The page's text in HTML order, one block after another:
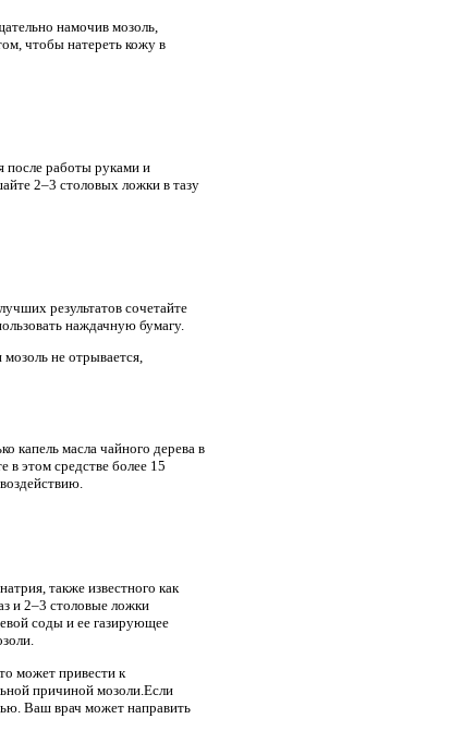
намочив мозоль,
чтобы натереть кожу в
после работы руками и
2–3 столовых ложки в тазу
результатов сочетайте
наждачную бумагу.
не отрывается,
капель масла чайного дерева в
в этом средстве более 15
также известного как
и 2–3 столовые ложки
соды и ее газирующее
может привести к
причиной мозоли.Если
Ваш врач может направить